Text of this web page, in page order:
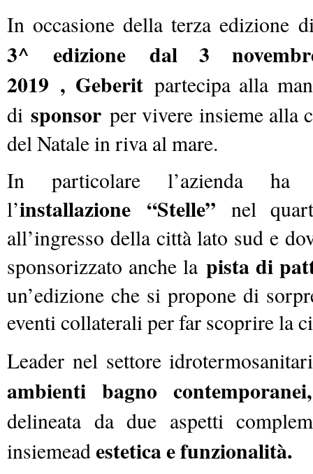
In occasione della terza
3^edizionedal 3
2019 , Geberit partecipa alla
disponsor per vivere insieme alla
del Natale in riva al mare.
In particolare l’azienda ha
l’installazione “Stelle” nel
all’ingresso della città lato sud e
sponsorizzato anche lapista di
un’edizione che si propone di
eventi collaterali per far scoprire la
Leader nel settore
ambienti bagno contemporanei,
delineata da due aspetti
insiemeadestetica e funzionalità.